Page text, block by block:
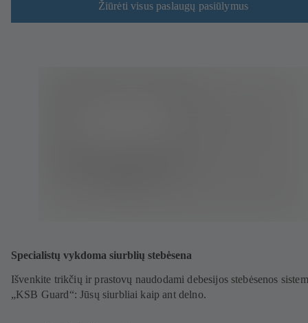
Žiūrėti visus paslaugų pasiūlymus
Specialistų vykdoma siurblių stebėsena
Išvenkite trikčių ir prastovų naudodami debesijos stebėsenos
„KSB Guard“: Jūsų siurbliai kaip ant delno.